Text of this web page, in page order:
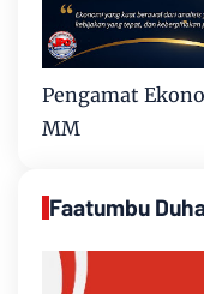
Pengamat
MM
Faatumbu